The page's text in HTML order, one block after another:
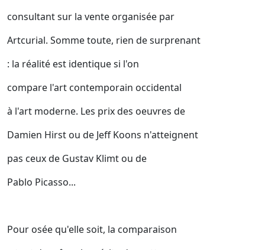
consultant sur la vente organisée par
Artcurial. Somme toute, rien de surprenant
: la réalité est identique si l'on
compare l'art contemporain occidental
à l'art moderne. Les prix des oeuvres de
Damien Hirst ou de Jeff Koons n'atteignent
pas ceux de Gustav Klimt ou de
Pablo Picasso...
Pour osée qu'elle soit, la comparaison